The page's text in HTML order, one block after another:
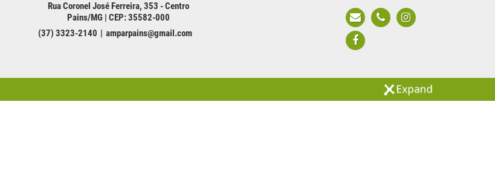
Rua Coronel José Ferreira, 353 - Centro
Pains/MG | CEP: 35582-000
(37) 3323-2140
amparpains@gmail.com